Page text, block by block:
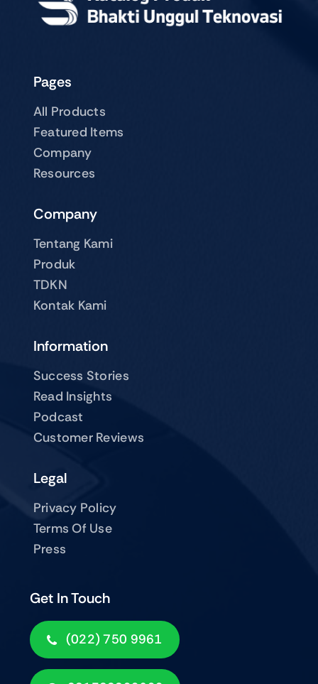
Pages
All Products
Featured Items
Company
Resources
Company
Tentang Kami
Produk
TDKN
Kontak Kami
Get In Touch
(022) 750 9961
Information
Success Stories
Read Insights
Podcast
Customer Reviews
Legal
Privacy Policy
Terms Of Use
Press